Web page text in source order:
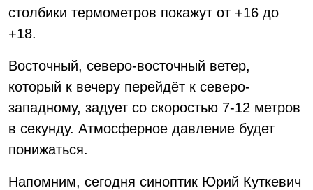
столбики термометров покажут от +16 до
+18.
Восточный, северо-восточный ветер,
который к вечеру перейдёт к северо-
западному, задует со скоростью 7-12 метров
в секунду. Атмосферное давление будет
понижаться.
Напомним, сегодня синоптик Юрий Куткевич